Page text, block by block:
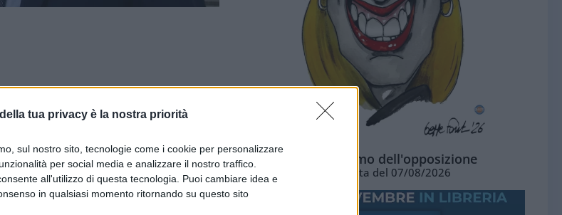
della tua privacy è la nostra priorità
sul nostro sito, tecnologie come i cookie per personalizzare
per social media e analizzare il nostro traffico.
all'utilizzo di questa tecnologia. Puoi cambiare idea e
in qualsiasi momento ritornando su questo sito
L'ottimismo dell'opposizione
Vignetta del 07/08/2026